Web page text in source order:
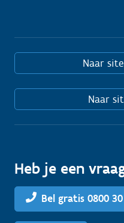
Naar
Naar
Heb je een
Bel gratis 0800